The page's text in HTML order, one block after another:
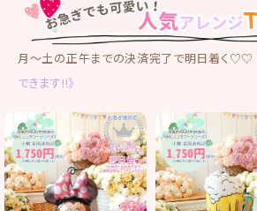
く
だ
さ
い。
月〜土の正午までの決済完了で明日着く♡♡
できます!!》